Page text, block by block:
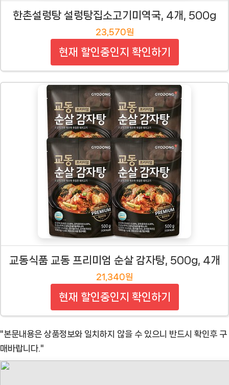
한촌설렁탕 설렁탕집소고기미역국, 4개, 500g
23,570원
현재 할인중인지 확인하기
교동식품 교동 프리미엄 순살 감자탕, 500g, 4개
21,340원
현재 할인중인지 확인하기
"본문내용은 상품정보와 일치하지 않을 수 있으니 반드시 확인후 구
매바랍니다."